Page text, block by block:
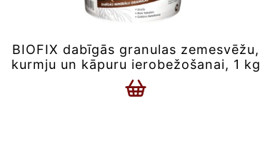
BIOFIX dabīgās granulas zemesvēžu,
kurmju un kāpuru ierobežošanai, 1 kg